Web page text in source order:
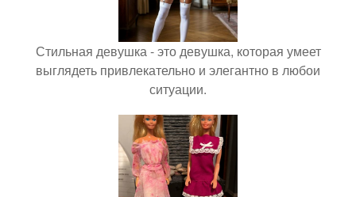
Стильная девушка - это девушка, которая умеет
выглядеть привлекательно и элегантно в любои
ситуации.